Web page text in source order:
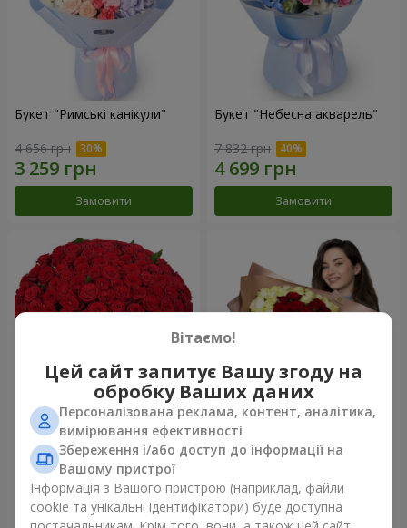
Букет "Римські канікули"
4 656 грн
Замовити
Букет "Небесна акварель"
7 832 грн
Замовити
101 червона троянда
10 362 грн
Замовити
Букет "Серце - серцю"
Замовити
Вітаємо!
Цей сайт запитує Вашу згоду на
обробку Ваших даних
Персоналізована реклама, контент, аналітика,
вимірювання ефективності
Збереження і/або доступ до інформації на
Вашому пристрої
Інформація з Вашого пристрою (наприклад, файли
cookie та унікальні ідентифікатори) буде доступна